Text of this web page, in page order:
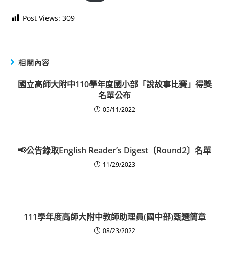
Post Views: 309
相關內容
國立高師大附中110學年度國小部「說故事比賽」得獎
名單公布
05/11/2022
📢公告錄取English Reader’s Digest〔Round2〕名單
11/29/2023
111學年度高師大附中教師助理員(國中部)甄選簡章
08/23/2022